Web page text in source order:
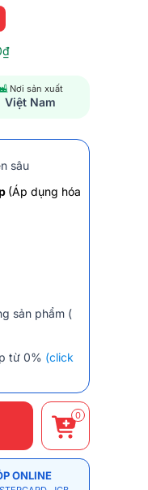
Nơi sản xuất
Việt Nam
sâu
(Áp dụng hóa
sản phẩm (
từ 0% (click
0
ONLINE